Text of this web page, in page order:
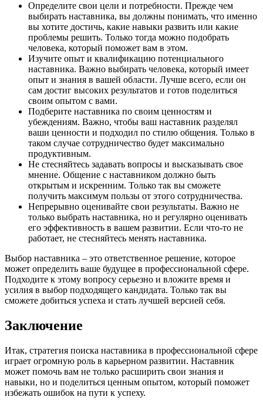
Определите свои цели и потребности. Прежде чем
выбирать наставника, вы должны понимать, что именно
вы хотите достичь, какие навыки развить или какие
проблемы решить. Только тогда можно подобрать
человека, который поможет вам в этом.
Изучите опыт и квалификацию потенциального
наставника. Важно выбирать человека, который имеет
опыт и знания в вашей области. Лучше всего, если он
сам достиг высоких результатов и готов поделиться
своим опытом с вами.
Подберите наставника по своим ценностям и
убеждениям. Важно, чтобы ваш наставник разделял
ваши ценности и подходил по стилю общения. Только в
таком случае сотрудничество будет максимально
продуктивным.
Не стесняйтесь задавать вопросы и высказывать свое
мнение. Общение с наставником должно быть
открытым и искренним. Только так вы сможете
получить максимум пользы от этого сотрудничества.
Непрерывно оценивайте свои результаты. Важно не
только выбрать наставника, но и регулярно оценивать
его эффективность в вашем развитии. Если что-то не
работает, не стесняйтесь менять наставника.
Выбор наставника – это ответственное решение, которое
может определить ваше будущее в профессиональной сфере.
Подходите к этому вопросу серьезно и вложите время и
усилия в выбор подходящего кандидата. Только так вы
сможете добиться успеха и стать лучшей версией себя.
Заключение
Итак, стратегия поиска наставника в профессиональной сфере
играет огромную роль в карьерном развитии. Наставник
может помочь вам не только расширить свои знания и
навыки, но и поделиться ценным опытом, который поможет
избежать ошибок на пути к успеху.